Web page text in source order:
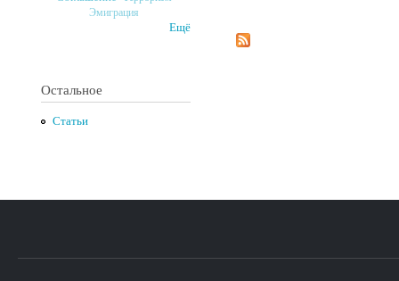
Эмиграция
Ещё
Остальное
Статьи